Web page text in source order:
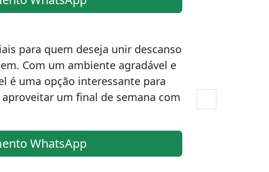
para quem deseja unir descanso
Com um ambiente agradável e
é uma opção interessante para
um final de semana com
WhatsApp